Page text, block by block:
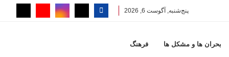
پنج‌شنبه, آگوست 6, 2026
بحران ها و مشكل ها فرهنگ